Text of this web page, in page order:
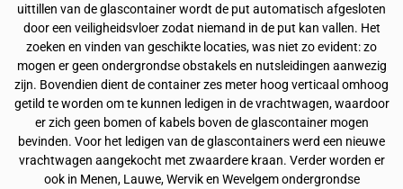
uittillen van de glascontainer wordt de put automatisch afgesloten
door een veiligheidsvloer zodat niemand in de put kan vallen. Het
zoeken en vinden van geschikte locaties, was niet zo evident: zo
mogen er geen ondergrondse obstakels en nutsleidingen aanwezig
zijn. Bovendien dient de container zes meter hoog verticaal omhoog
getild te worden om te kunnen ledigen in de vrachtwagen, waardoor
er zich geen bomen of kabels boven de glascontainer mogen
bevinden. Voor het ledigen van de glascontainers werd een nieuwe
vrachtwagen aangekocht met zwaardere kraan. Verder worden er
ook in Menen, Lauwe, Wervik en Wevelgem ondergrondse